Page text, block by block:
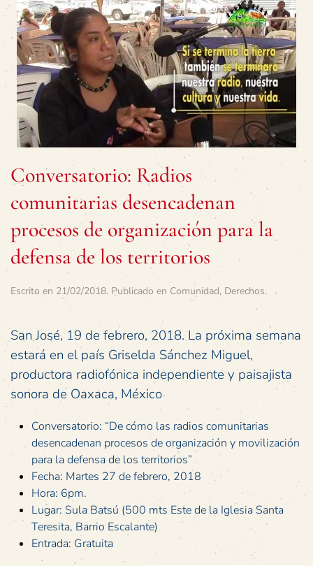
Conversatorio: Radios
comunitarias desencadenan
procesos de organización para la
defensa de los territorios
Escrito en 21/02/2018. Publicado en Comunidad, Derechos.
San José, 19 de febrero, 2018. La próxima semana
estará en el país Griselda Sánchez Miguel,
productora radiofónica independiente y paisajista
sonora de Oaxaca, México
Conversatorio: “De cómo las radios comunitarias
desencadenan procesos de organización y movilización
para la defensa de los territorios”
Fecha: Martes 27 de febrero, 2018
Hora: 6pm.
Lugar: Sula Batsú (500 mts Este de la Iglesia Santa
Teresita, Barrio Escalante)
Entrada: Gratuita